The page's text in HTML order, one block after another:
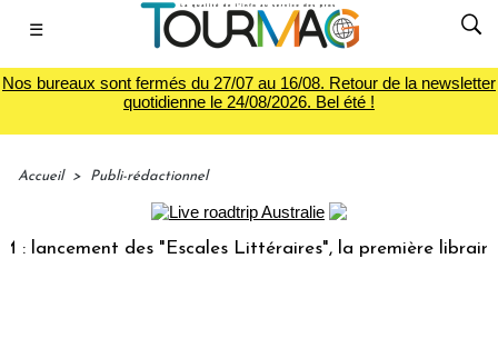
☰
Nos bureaux sont fermés du 27/07 au 16/08. Retour de la newsletter
quotidienne le 24/08/2026. Bel été !
Accueil > Publi-rédactionnel
des "Escales Littéraires", la première librairie